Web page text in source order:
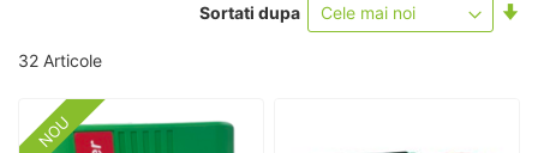
32 Articole
Sortati dupa
NOU